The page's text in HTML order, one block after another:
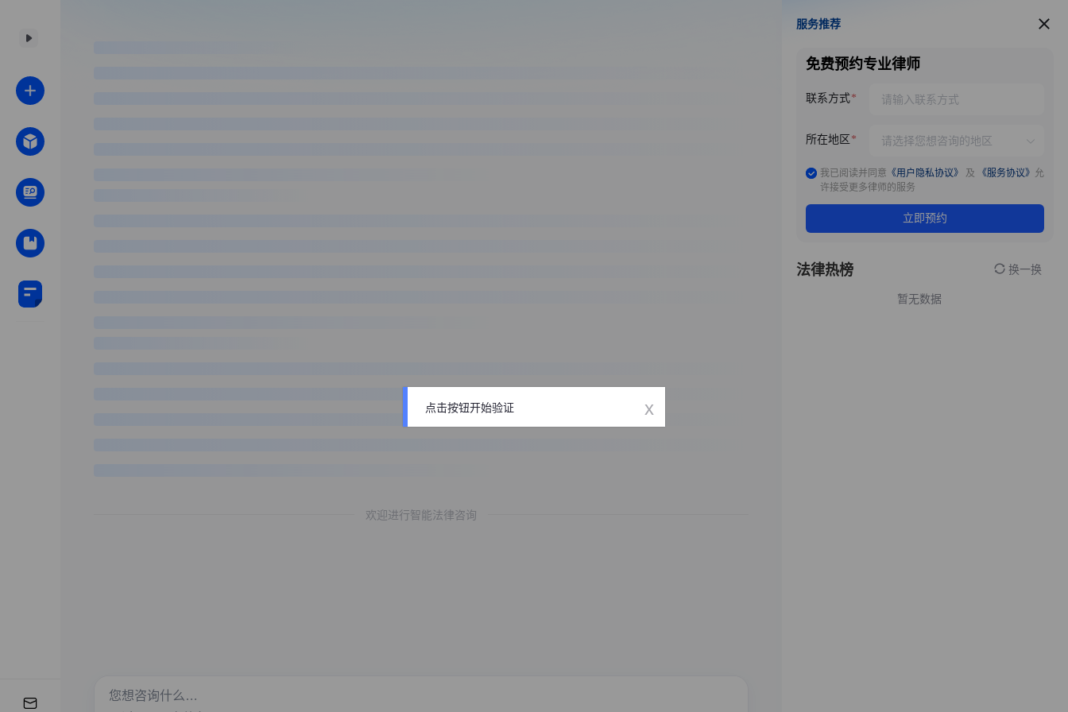
欢迎进行智能法律咨询
服务推荐
服务推荐
免费预约专业律师
联系方式
所在地区
我已阅读并同意 《用户隐私协议》 及 《服务协议》 允
许接受更多律师的服务
立即预约
法律热榜 换一换
暂无数据
点击按钮开始验证 x